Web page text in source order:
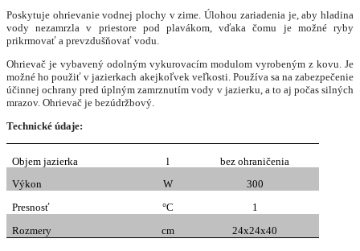
Poskytuje ohrievanie vodnej plochy v zime. Úlohou zariadenia je, aby hladina
vody nezamrzla v priestore pod plavákom, vďaka čomu je možné ryby
prikrmovať a prevzdušňovať vodu.
Ohrievač je vybavený odolným vykurovacím modulom vyrobeným z kovu. Je
možné ho použiť v jazierkach akejkoľvek veľkosti. Používa sa na zabezpečenie
účinnej ochrany pred úplným zamrznutím vody v jazierku, a to aj počas silných
mrazov. Ohrievač je bezúdržbový.
Technické údaje:
Objem jazierka l
bez ohraničenia
Výkon
W
300
Presnosť
°C
1
Rozmery
cm 24x24x40